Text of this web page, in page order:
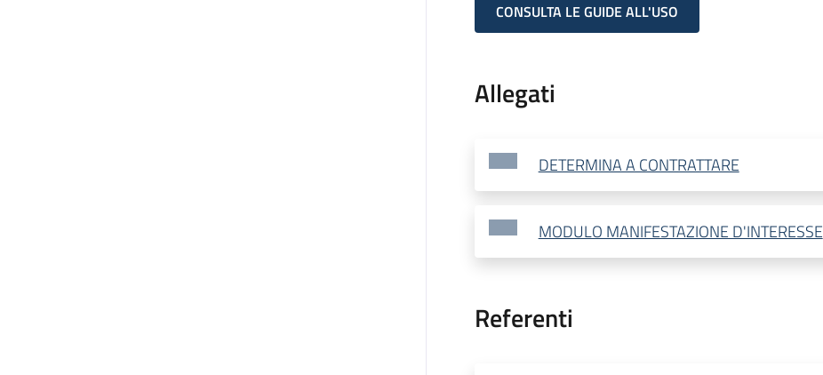
CONSULTA LE GUIDE ALL'USO
Allegati
DETERMINA A CONTRATTARE
MODULO MANIFESTAZIONE D'INTERESSE
Referenti